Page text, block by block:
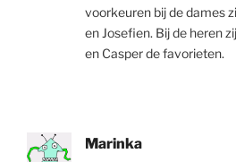
voorkeuren bij de dames
en Josefien. Bij de heren
en Casper de favorieten.
Marinka